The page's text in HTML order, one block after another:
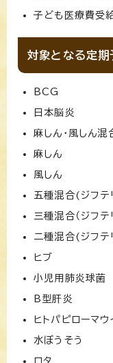
子ども医療費受
対象となる定期
BCG
日本脳炎
麻しん・風しん
麻しん
風しん
五種混合(ジフテ
三種混合（ジフテ
二種混合(ジフテ
ヒブ
小児用肺炎球菌
B型肝炎
ヒトパピローマ
水ぼうそう
ロタ